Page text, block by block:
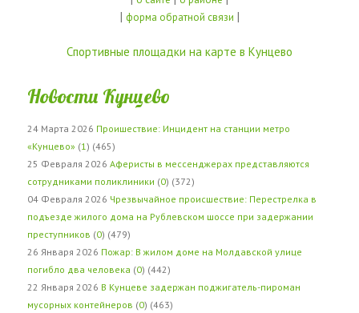
| форма обратной связи |
Спортивные площадки на карте в Кунцево
Новости Кунцево
24 Марта 2026 Проишествие: Инцидент на станции метро
«Кунцево» (1 ) (465)
25 Февраля 2026 Аферисты в мессенджерах представляются
сотрудниками поликлиники (0) (372)
04 Февраля 2026 Чрезвычайное происшествие: Перестрелка в
подъезде жилого дома на Рублевском шоссе при задержании
преступников (0) (479)
26 Января 2026 Пожар: В жилом доме на Молдавской улице
погибло два человека (0) (442)
22 Января 2026 В Кунцеве задержан поджигатель-пироман
мусорных контейнеров (0) (463)